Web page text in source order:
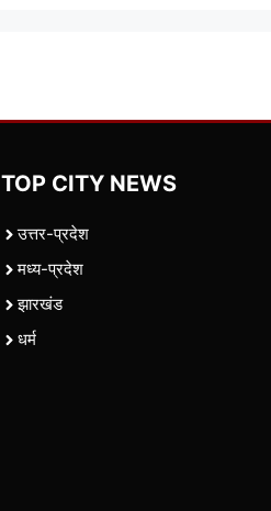
TOP CITY NEWS
उत्तर-प्रदेश
मध्य-प्रदेश
झारखंड
धर्म